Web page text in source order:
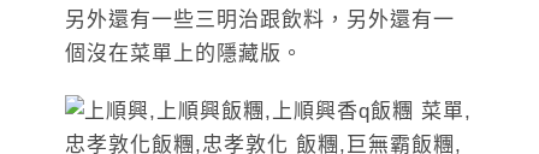
另外還有一些三明治跟飲料，另外還有一
個沒在菜單上的隱藏版。